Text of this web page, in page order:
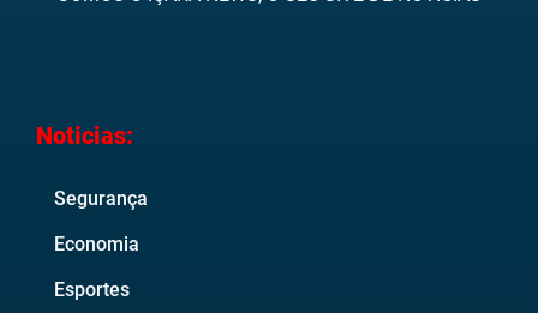
Noticias:
Segurança
Economia
Esportes